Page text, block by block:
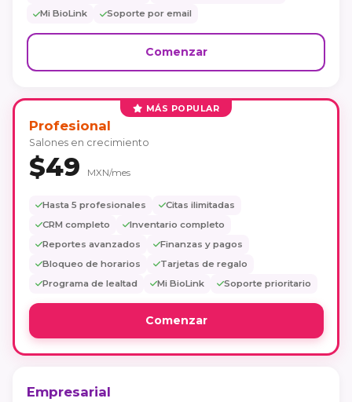
Mi BioLink
Soporte por email
Comenzar
MÁS POPULAR
Profesional
Salones en crecimiento
$49 MXN/mes
Hasta 5 profesionales
Citas ilimitadas
CRM completo
Inventario completo
Reportes avanzados
Finanzas y pagos
Bloqueo de horarios
Tarjetas de regalo
Programa de lealtad
Mi BioLink Soporte prioritario
Comenzar
Empresarial